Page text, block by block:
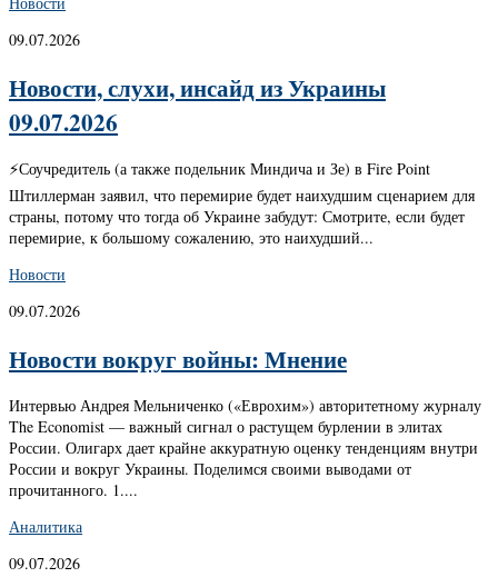
09.07.2026
Новости, слухи, инсайд из Украины
09.07.2026
⚡️Соучредитель (а также подельник Миндича и Зе) в Fire Point
Штиллерман заявил, что перемирие будет наихудшим сценарием для
страны, потому что тогда об Украине забудут: Смотрите, если будет
перемирие, к большому сожалению, это наихудший...
Новости
09.07.2026
Новости вокруг войны: Мнение
Интервью Андрея Мельниченко («Еврохим») авторитетному журналу
The Economist — важный сигнал о растущем бурлении в элитах
России. Олигарх дает крайне аккуратную оценку тенденциям внутри
России и вокруг Украины. Поделимся своими выводами от
прочитанного. 1....
Аналитика
09.07.2026